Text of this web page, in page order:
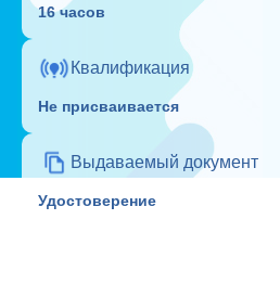
16 часов
Квалификация
Не присваивается
Выдаваемый документ
Удостоверение